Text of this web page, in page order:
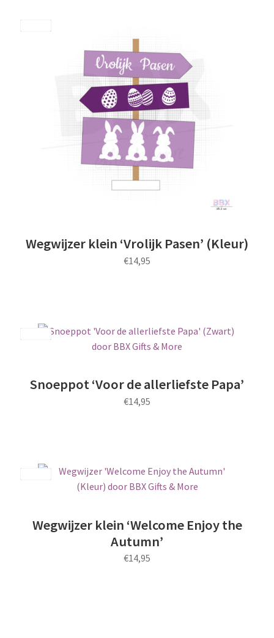
Wegwijzer klein ‘Vrolijk Pasen’ (Kleur)
€14,95
Snoeppot ‘Voor de allerliefste Papa’
€14,95
meerdere
variaties.
optie
gekozen
worden
Wegwijzer klein ‘Welcome Enjoy the
Autumn’
€14,95